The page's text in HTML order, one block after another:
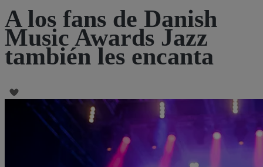
A los fans de Danish
Music Awards Jazz
también les encanta